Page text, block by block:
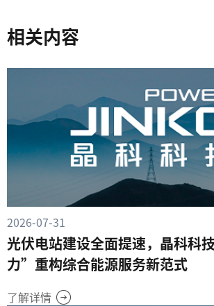
相关内容
2026-07-31
光伏电站建设全面提速，晶科科
力”重构综合能源服务新范式
了解详情